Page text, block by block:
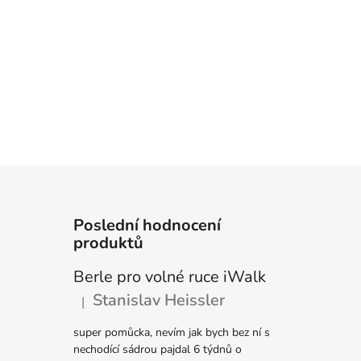
Poslední hodnocení
produktů
Berle pro volné ruce iWalk
Hodnocení produktu je 5 z 5 hvězdiček.
| Stanislav Heissler
super pomůcka, nevím jak bych bez ní s
nechodící sádrou pajdal 6 týdnů o